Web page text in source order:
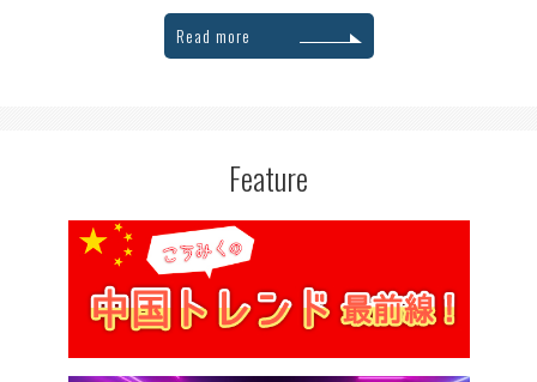
Read more
Feature